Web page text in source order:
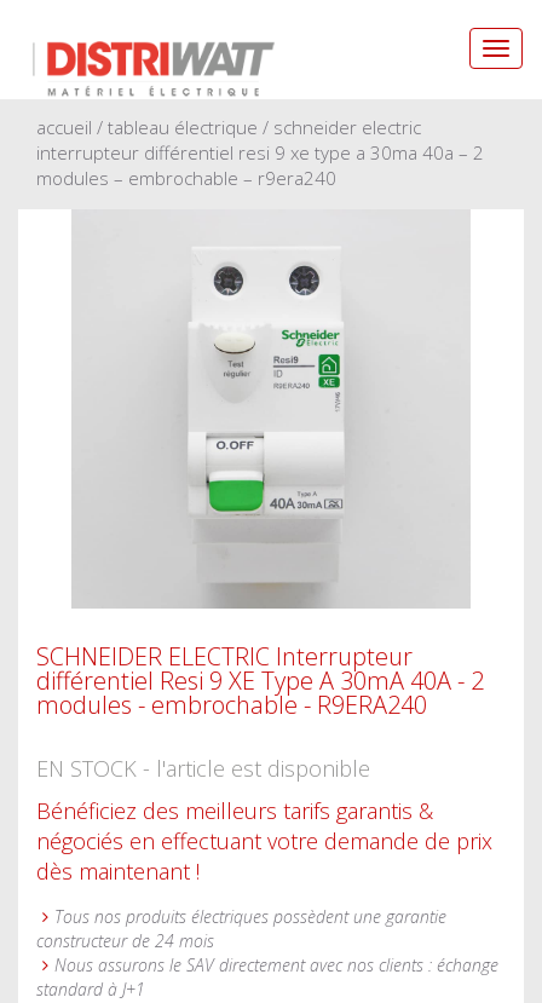
accueil / tableau électrique / schneider electric
interrupteur différentiel resi 9 xe type a 30ma 40a – 2
modules – embrochable – r9era240
SCHNEIDER ELECTRIC Interrupteur
différentiel Resi 9 XE Type A 30mA 40A - 2
modules - embrochable - R9ERA240
EN STOCK - l'article est disponible
Bénéficiez des meilleurs tarifs garantis &
négociés en effectuant votre demande de prix
dès maintenant !
Tous nos produits électriques possèdent une garantie
constructeur de 24 mois
Nous assurons le SAV directement avec nos clients : échange
standard à J+1